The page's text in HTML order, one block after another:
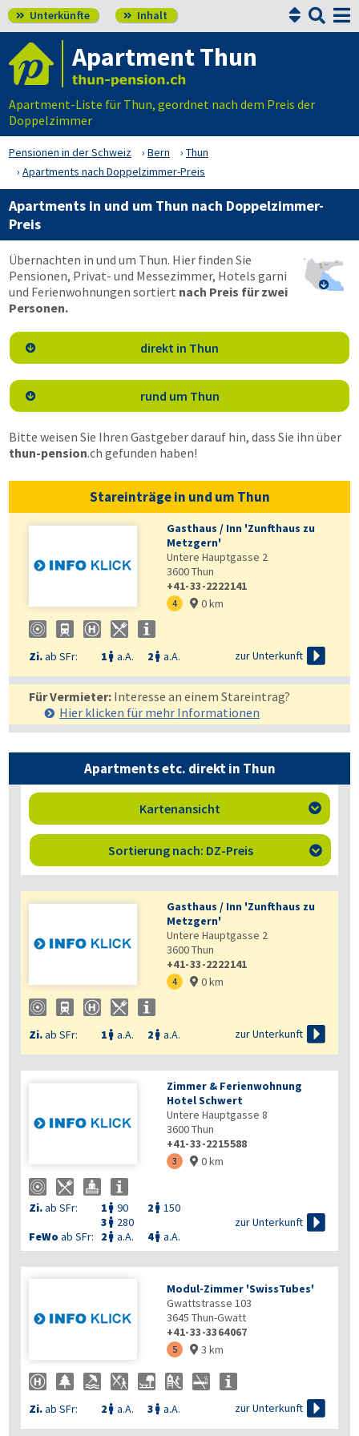
 Unterkünfte  Inhalt 

Apartment Thun
Apartment-Liste für Thun, geordnet nach dem Preis der
Doppelzimmer
Pensionen in der Schweiz Bern
Thun
Apartments nach Doppelzimmer-Preis
Apartments in und um Thun nach Doppelzimmer-
Preis

Übernachten in und um Thun. Hier finden Sie
Pensionen, Privat- und Messezimmer, Hotels garni
und Ferienwohnungen sortiert nach Preis für zwei
Personen.
 direkt in Thun
 rund um Thun
Bitte weisen Sie Ihren Gastgeber darauf hin, dass Sie ihn über
thun-pension.ch gefunden haben!
Stareinträge in und um Thun
Gasthaus / Inn 'Zunfthaus zu
Metzgern'
Untere Hauptgasse 2
3600Thun
+41-33-2222141
4  0 km
Zi.ab SFr: 1  a.A. 2  a.A. zur Unterkunft 
Für Vermieter: Interesse an einem Stareintrag?
Hier klicken für mehr Informationen
Apartments etc. direkt in Thun
Kartenansicht 
Sortierung nach: DZ-Preis 
Gasthaus / Inn 'Zunfthaus zu
Metzgern'
Untere Hauptgasse 2
3600Thun
+41-33-2222141
4  0 km
Zi.ab SFr: 1  a.A. 2  a.A. zur Unterkunft 
Zimmer & Ferienwohnung
Hotel Schwert
Untere Hauptgasse 8
3600Thun
+41-33-2215588
3  0 km
Zi.ab SFr: 1  90 2  150
3  280
FeWo ab SFr: 2  a.A. 4 a.A.
zur Unterkunft 
Modul-Zimmer 'SwissTubes'
Gwattstrasse 103
3645 Thun-Gwatt
+41-33-3364067
5  3 km
Zi.ab SFr: 2  a.A. 3  a.A. zur Unterkunft 